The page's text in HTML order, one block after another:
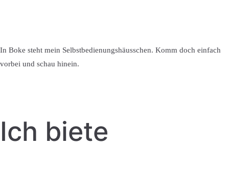
In Boke steht mein Selbstbedienungshäusschen. Komm doch einfach
vorbei und schau hinein.
Ich biete